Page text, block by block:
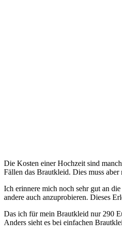
Die Kosten einer Hochzeit sind
Fällen das Brautkleid. Dies muss
Ich erinnere mich noch sehr gut an die
andere auch anzuprobieren. Dieses
Das ich für mein Brautkleid nur 290
Anders sieht es bei einfachen